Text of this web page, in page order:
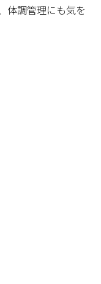
体調管理にも気を